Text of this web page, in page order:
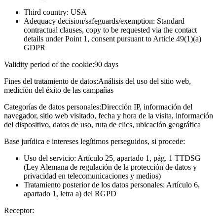
Third country: USA
Adequacy decision/safeguards/exemption: Standard
contractual clauses, copy to be requested via the contact
details under Point 1, consent pursuant to Article 49(1)(a)
GDPR
Validity period of the cookie:90 days
Fines del tratamiento de datos:Análisis del uso del sitio web,
medición del éxito de las campañas
Categorías de datos personales:Dirección IP, información del
navegador, sitio web visitado, fecha y hora de la visita, información
del dispositivo, datos de uso, ruta de clics, ubicación geográfica
Base jurídica e intereses legítimos perseguidos, si procede:
Uso del servicio: Artículo 25, apartado 1, pág. 1 TTDSG
(Ley Alemana de regulación de la protección de datos y
privacidad en telecomunicaciones y medios)
Tratamiento posterior de los datos personales: Artículo 6,
apartado 1, letra a) del RGPD
Receptor: